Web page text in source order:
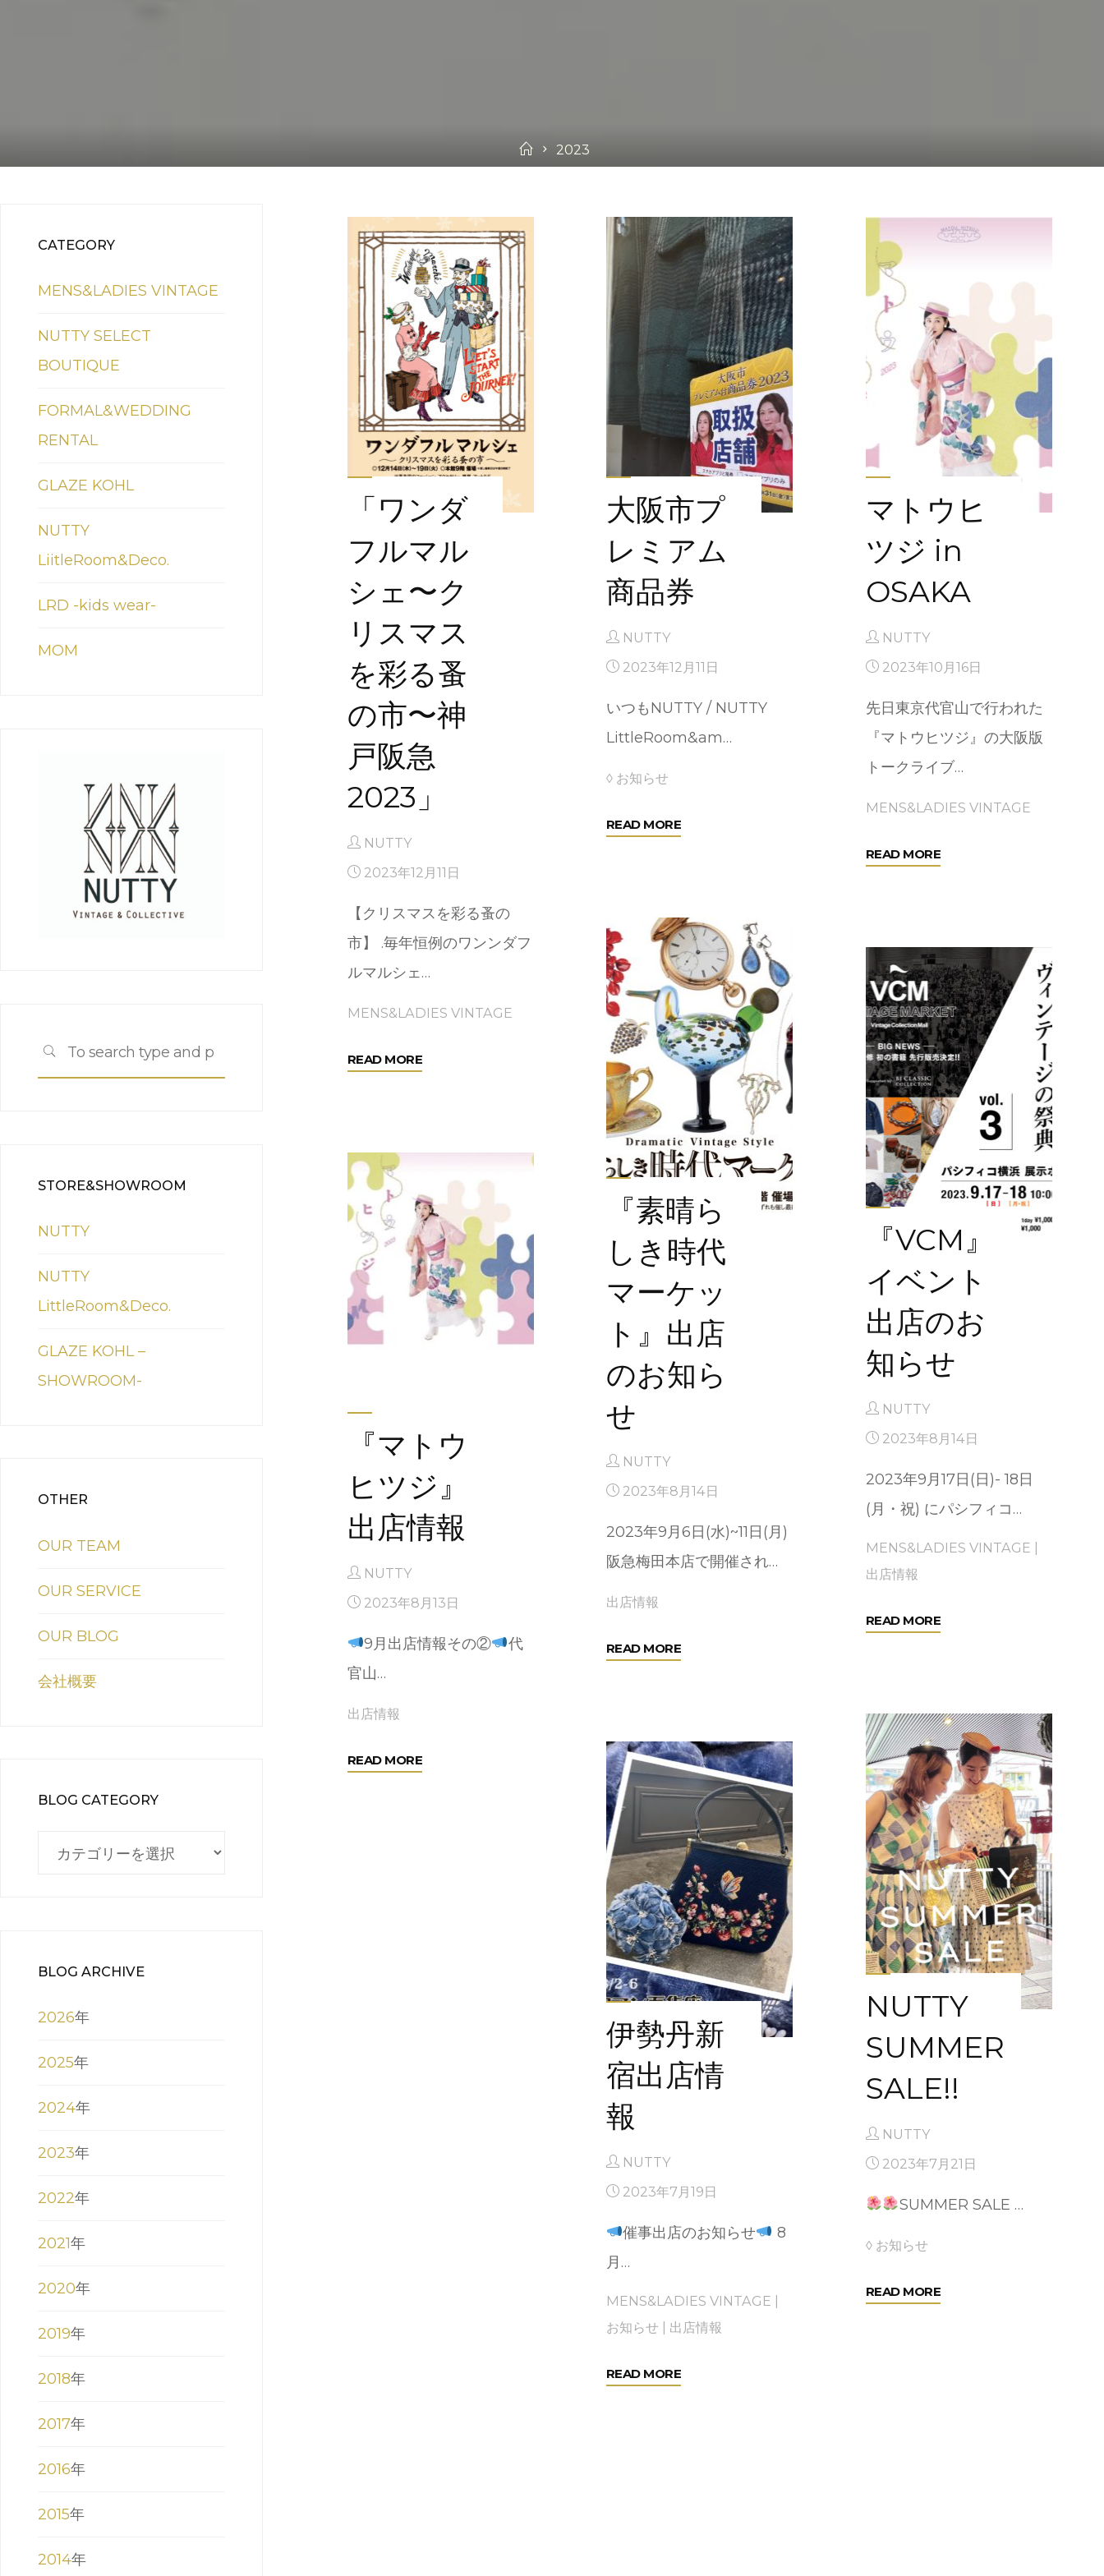
Home
2023
「ワンダ
フルマル
シェ〜ク
リスマス
を彩る蚤
の市〜神
戸阪急
2023」
NUTTY
2023年12月11日
【クリスマスを彩る蚤の
市】 .毎年恒例のワンンダフ
ルマルシェ…
MENS&LADIES VINTAGE
READ MORE"「ワ
ル
ル
シ
ェ〜
ク
ス
る
蚤
の
市〜
阪
2023」"
大阪市プ
レミアム
商品券
NUTTY
2023年12月11日
いつもNUTTY / NUTTY
LittleRoom&am…
◊ お知らせ
READ MORE"大
レ
ミ
ア
ム
商
品
券"
マトウヒ
ツジ in
OSAKA
NUTTY
2023年10月16日
先日東京代官山で行われた
『マトウヒツジ』の大阪版
トークライブ…
MENS&LADIES VINTAGE
READ MORE"マ
ツ
ジ
in
OSAKA"
『素晴ら
しき時代
マーケッ
ト』出店
のお知ら
せ
NUTTY
2023年8月14日
2023年9月6日(水)~11日(月)
阪急梅田本店で開催され…
出店情報
READ MORE"『素
き
時
代
ー
ケ
ッ
ト』
出
店
の
ら
せ"
『VCM』
イベント
出店のお
知らせ
NUTTY
2023年8月14日
2023年9月17日(日)- 18日
(月・祝) にパシフィコ…
MENS&LADIES VINTAGE |
出店情報
READ MORE"『VCM』
ト
出
店
の
お
知
ら
せ"
『マトウ
ヒツジ』
出店情報
NUTTY
2023年8月13日
9月出店情報その②
代
官山…
出店情報
READ MORE"『マ
NUTTY
SUMMER
SALE!!
NUTTY
2023年7月21日
SUMMER SALE …
◊ お知らせ
READ MORE"NUTTY
伊勢丹新
宿出店情
報
NUTTY
2023年7月19日
催事出店のお知らせ
8
月…
MENS&LADIES VINTAGE |
お知らせ | 出店情報
READ MORE"伊
CATEGORY
MENS&LADIES VINTAGE
NUTTY SELECT
BOUTIQUE
FORMAL&WEDDING
RENTAL
GLAZE KOHL
NUTTY
LiitleRoom&Deco.
LRD -kids wear-
MOM
SEARCH
STORE&SHOWROOM
NUTTY
NUTTY
LittleRoom&Deco.
GLAZE KOHL –
SHOWROOM-
OTHER
OUR TEAM
OUR SERVICE
OUR BLOG
会社概要
BLOG CATEGORY
BLOG
BLOG ARCHIVE
2026年
2025年
2024年
2023年
2022年
2021年
2020年
2019年
2018年
2017年
2016年
2015年
2014年